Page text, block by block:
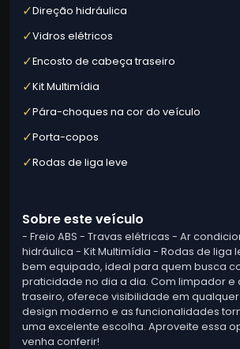
✓Direção hidráulica
✓Vidros elétricos
✓Encosto de cabeça traseiro
✓Kit Multimídia
✓Pára-choques na cor do veículo
✓Porta-copos
✓Rodas de liga leve
Sobre este veículo
- Freio ABS - Travas elétricas - Ar
hidráulica - Kit Multimídia - Rodas de liga
bem equipado, ideal para quem busca
praticidade no dia a dia. Com limpador
traseiro, oferece visibilidade em
design moderno e as funcionalidades
uma excelente escolha. Aproveite essa
venha conferir!